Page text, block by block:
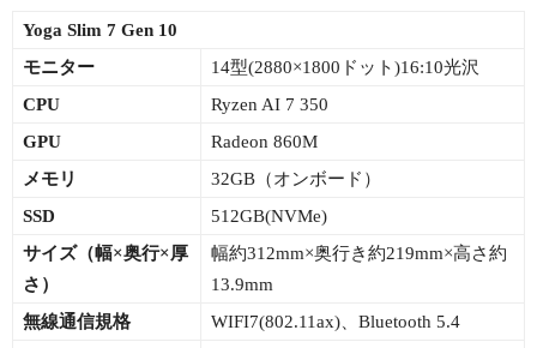
Yoga Slim 7 Gen 10
モニター
14型(2880×1800ドット)16:10光沢
CPU
Ryzen AI 7 350
GPU
Radeon 860M
メモリ
32GB（オンボード）
SSD
512GB(NVMe)
サイズ（幅×奥行×厚
さ）
幅約312mm×奥行き約219mm×高さ約
13.9mm
無線通信規格
WIFI7(802.11ax)、Bluetooth 5.4